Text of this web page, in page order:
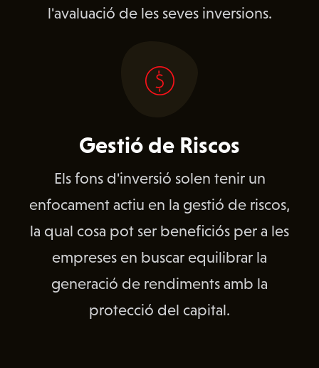
l'avaluació de les seves inversions.
Gestió de Riscos
Els fons d'inversió solen tenir un
enfocament actiu en la gestió de riscos,
la qual cosa pot ser beneficiós per a les
empreses en buscar equilibrar la
generació de rendiments amb la
protecció del capital.